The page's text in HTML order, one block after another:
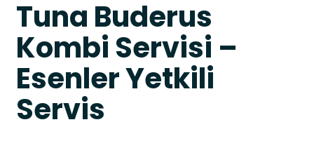
Tuna Buderus
Kombi Servisi –
Esenler Yetkili
Servis